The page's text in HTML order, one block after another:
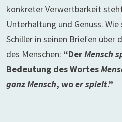
konkreter Verwertbarkeit
Unterhaltung und Genuss.
Schiller in seinen Briefen über
des Menschen: “DerMensch
Bedeutung des Wortes
ganz Mensch, woer spielt.”